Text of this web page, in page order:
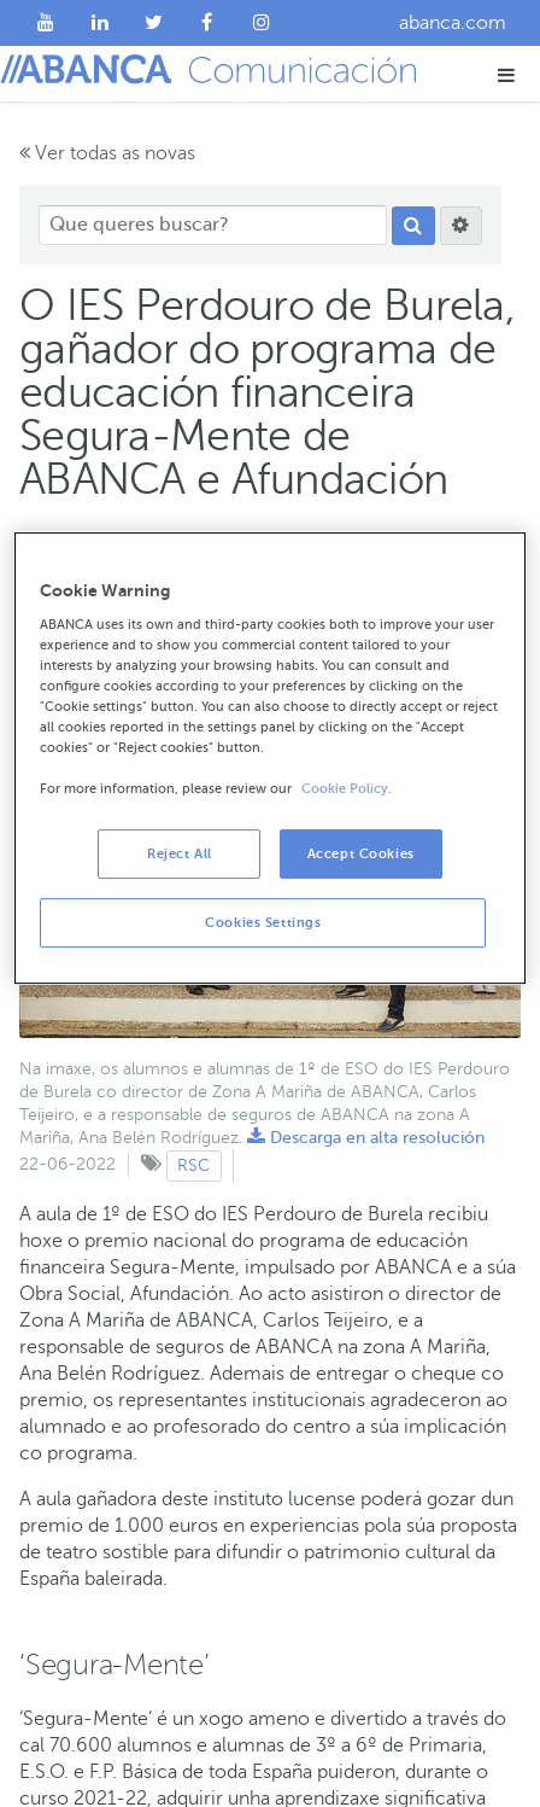
abanca.com
Ver todas as novas
O IES Perdouro de Burela,
gañador do programa de
educación financeira
Segura-Mente de
ABANCA e Afundación
71.000 estudantes de toda España
Na imaxe, os alumnos e alumnas de 1º de ESO do IES Perdouro
de Burela co director de Zona A Mariña de ABANCA, Carlos
Teijeiro, e a responsable de seguros de ABANCA na zona A
Mariña, Ana Belén Rodríguez.
Descarga en alta resolución
22-06-2022
RSC
A aula de 1º de ESO do IES Perdouro de Burela recibiu
hoxe o premio nacional do programa de educación
financeira Segura-Mente, impulsado por ABANCA e a súa
Obra Social, Afundación. Ao acto asistiron o director de
Zona A Mariña de ABANCA, Carlos Teijeiro, e a
responsable de seguros de ABANCA na zona A Mariña,
Ana Belén Rodríguez. Ademais de entregar o cheque co
premio, os representantes institucionais agradeceron ao
alumnado e ao profesorado do centro a súa implicación
co programa.
A aula gañadora deste instituto lucense poderá gozar dun
premio de 1.000 euros en experiencias pola súa proposta
de teatro sostible para difundir o patrimonio cultural da
España baleirada.
‘Segura-Mente’
‘Segura-Mente’ é un xogo ameno e divertido a través do
cal 70.600 alumnos e alumnas de 3º a 6º de Primaria,
E.S.O. e F.P. Básica de toda España puideron, durante o
curso 2021-22, adquirir unha aprendizaxe significativa
Cookie Warning
ABANCA uses its own and third-party cookies both to improve your user
experience and to show you commercial content tailored to your
interests by analyzing your browsing habits. You can consult and
configure cookies according to your preferences by clicking on the
"Cookie settings" button. You can also choose to directly accept or reject
all cookies reported in the settings panel by clicking on the "Accept
cookies" or "Reject cookies" button.
For more information, please review our Cookie Policy.
Cookies Settings
Reject All Accept Cookies